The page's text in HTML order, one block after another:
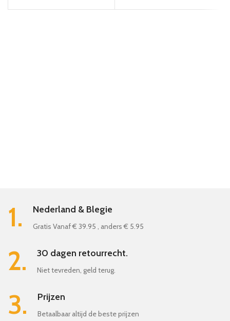
1. Nederland & Blegie
Gratis Vanaf € 39.95 , anders € 5.95
2. 30 dagen retourrecht.
Niet tevreden, geld terug.
3. Prijzen
Betaalbaar altijd de beste prijzen